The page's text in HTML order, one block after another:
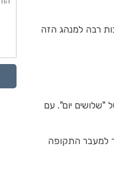
רבה למנהג הזה
שחלף הזמן של "שלושים יום". עם
יש הממליצים להמתין עד למעבר התקופה